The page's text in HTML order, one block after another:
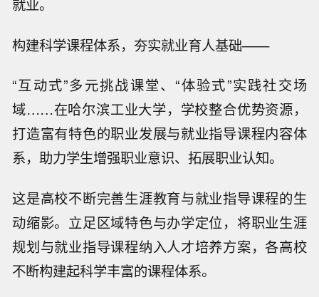
就业。
构建科学课程体系，夯实就业育人基础——
“互动式”多元挑战课堂、“体验式”实践社交场
域……在哈尔滨工业大学，学校整合优势资源，
打造富有特色的职业发展与就业指导课程内容体
系，助力学生增强职业意识、拓展职业认知。
这是高校不断完善生涯教育与就业指导课程的生
动缩影。立足区域特色与办学定位，将职业生涯
规划与就业指导课程纳入人才培养方案，各高校
不断构建起科学丰富的课程体系。